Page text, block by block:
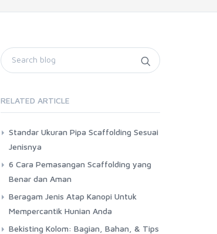
RELATED ARTICLE
Standar Ukuran Pipa Scaffolding Sesuai
Jenisnya
6 Cara Pemasangan Scaffolding yang
Benar dan Aman
Beragam Jenis Atap Kanopi Untuk
Mempercantik Hunian Anda
Bekisting Kolom: Bagian, Bahan, & Tips